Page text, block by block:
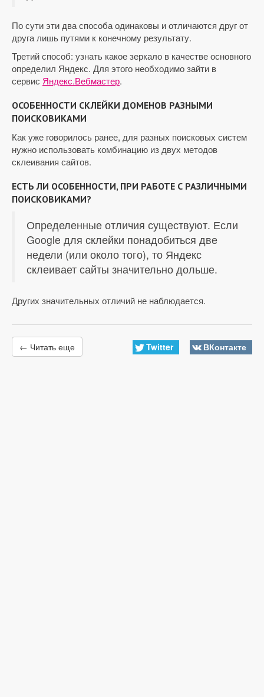
По сути эти два способа одинаковы и отличаются друг от
друга лишь путями к конечному результату.
Третий способ: узнать какое зеркало в качестве основного
определил Яндекс. Для этого необходимо зайти в
сервис Яндекс.Вебмастер.
ОСОБЕННОСТИ СКЛЕЙКИ ДОМЕНОВ РАЗНЫМИ
ПОИСКОВИКАМИ
Как уже говорилось ранее, для разных поисковых систем
нужно использовать комбинацию из двух методов
склеивания сайтов.
ЕСТЬ ЛИ ОСОБЕННОСТИ, ПРИ РАБОТЕ С РАЗЛИЧНЫМИ
ПОИСКОВИКАМИ?
Определенные отличия существуют. Если
Google для склейки понадобиться две
недели (или около того), то Яндекс
склеивает сайты значительно дольше.
Других значительных отличий не наблюдается.
← Читать еще Twitter ВКонтакте